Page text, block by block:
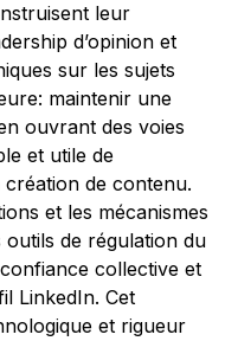
leur
d’opinion et
sur les sujets
maintenir une
ouvrant des voies
et utile de
création de contenu.
et les mécanismes
de régulation du
collective et
LinkedIn. Cet
et rigueur